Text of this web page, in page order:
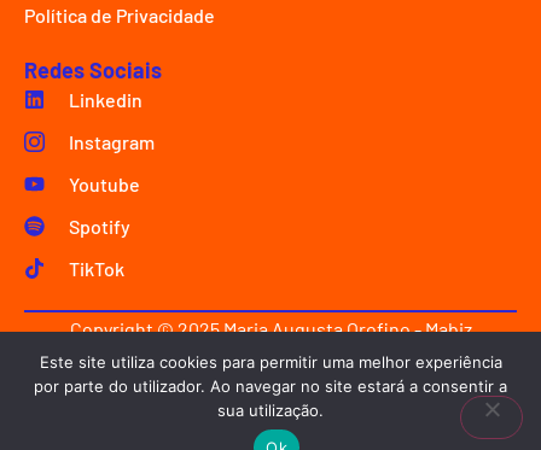
Política de Privacidade
Redes Sociais
Linkedin
Instagram
Youtube
Spotify
TikTok
Copyright © 2025 Maria Augusta Orofino - Mabiz
Innovation.
Criado com ♥ poremølab design.
Este site utiliza cookies para permitir uma melhor experiência
por parte do utilizador. Ao navegar no site estará a consentir a
sua utilização.